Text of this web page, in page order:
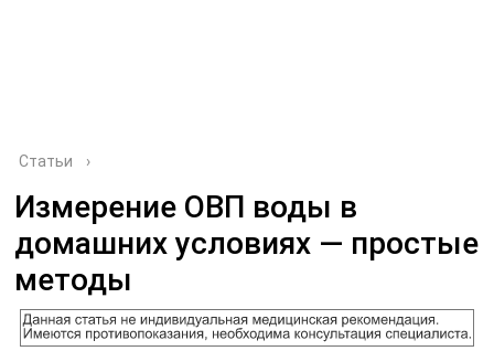
Статьи ›
Измерение ОВП воды в
домашних условиях — простые
методы